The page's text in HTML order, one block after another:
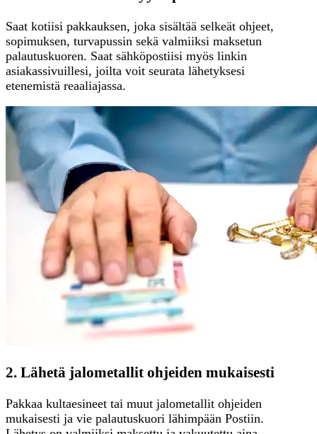
Saat kotiisi pakkauksen, joka sisältää selkeät ohjeet,
sopimuksen, turvapussin sekä valmiiksi maksetun
palautuskuoren. Saat sähköpostiisi myös linkin
asiakassivuillesi, joilta voit seurata lähetyksesi
etenemistä reaaliajassa.
2. Lähetä jalometallit ohjeiden mukaisesti
Pakkaa kultaesineet tai muut jalometallit ohjeiden
mukaisesti ja vie palautuskuori lähimpään Postiin.